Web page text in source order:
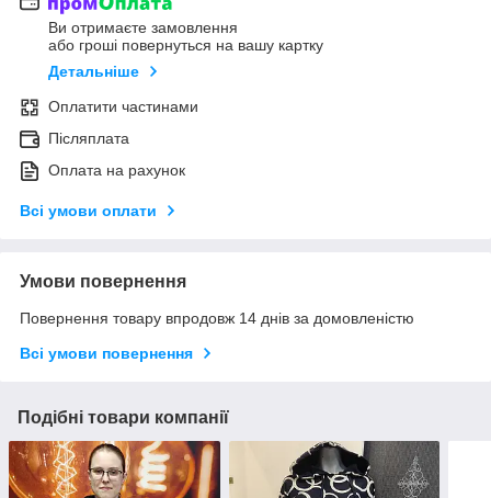
Ви отримаєте замовлення
або гроші повернуться на вашу картку
Детальніше
Оплатити частинами
Післяплата
Оплата на рахунок
Всі умови оплати
Умови повернення
Повернення товару впродовж 14 днів за домовленістю
Всі умови повернення
Подібні товари компанії